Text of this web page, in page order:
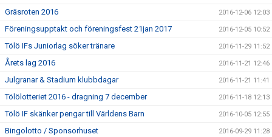
Gräsroten 2016 2016-12-06 12:03
Föreningsupptakt och föreningsfest 21jan 2017 2016-12-05 10:52
Tölö IFs Juniorlag söker tränare 2016-11-29 11:52
Årets lag 2016 2016-11-21 12:46
Julgranar & Stadium klubbdagar 2016-11-21 11:41
Tölölotteriet 2016 - dragning 7 december 2016-11-18 12:13
Tölö IF skänker pengar till Världens Barn 2016-10-05 12:55
Bingolotto / Sponsorhuset 2016-09-29 11:28